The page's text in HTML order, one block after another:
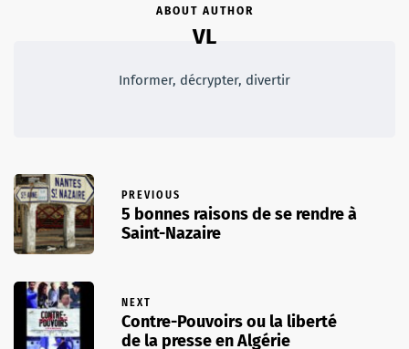
ABOUT AUTHOR
VL
Informer, décrypter, divertir
PREVIOUS
5 bonnes raisons de se rendre à
Saint-Nazaire
NEXT
Contre-Pouvoirs ou la liberté
de la presse en Algérie